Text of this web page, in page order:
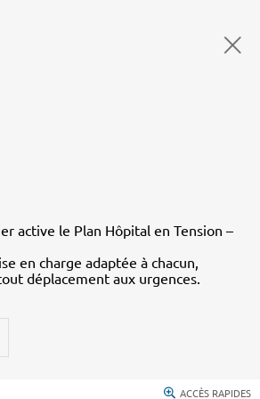
active le Plan Hôpital en Tension –
en charge adaptée à chacun,
déplacement aux urgences.
ACCÈS RAPIDES